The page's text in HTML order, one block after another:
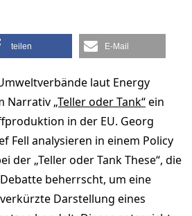
teilen E-Mail
laut Energy
Narrativ „Teller oder Tank“ein
in der EU. Georg
Fell analysieren in einem Policy
der „Teller oder Tank These“, die
beherrscht, um eine
Darstellung eines